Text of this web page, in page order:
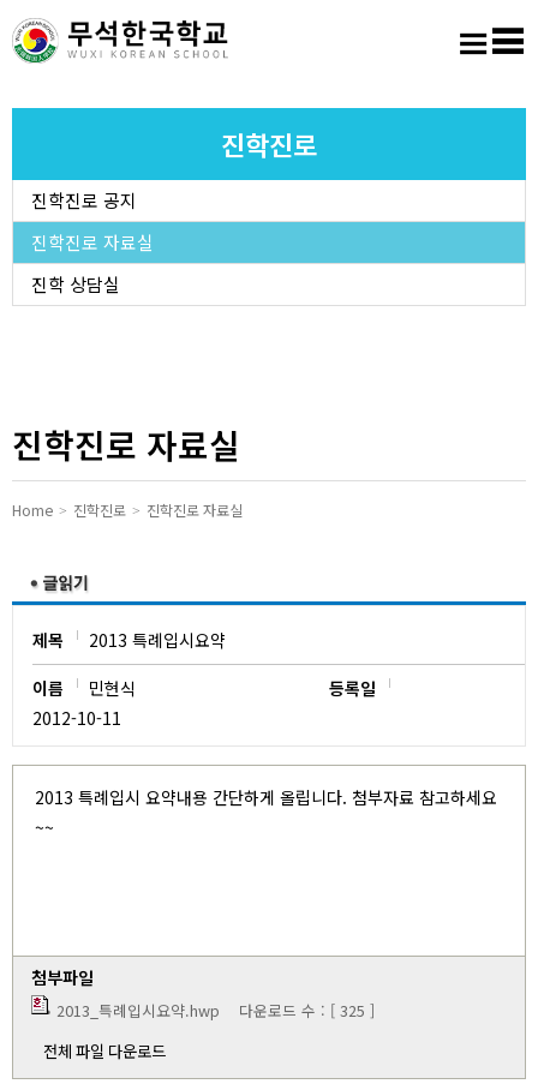
홈로그인회원가입사이트맵
교육마당
알림마당
학교도서실
진학진로
진학진로 공지
진학진로 자료실
진학 상담실
진학진로 자료실
Home 진학진로 진학진로 자료실
제목
2013 특례입시요약
이름
민현식
등록일
2012-10-11
2013 특례입시 요약내용 간단하게 올립니다. 첨부자료 참고하세요
~~
첨부파일
2013_특례입시요약.hwp 다운로드 수 : [ 325 ]
전체 파일 다운로드